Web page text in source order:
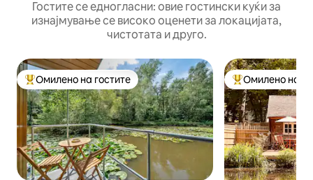
Гостите се едногласни: овие гостински куќи за
изнајмување се високо оценети за локацијата,
чистотата и друго.
Меѓу најуспешните „Омилени на гостите“
Омилено на гостите Меѓу
Омилено на